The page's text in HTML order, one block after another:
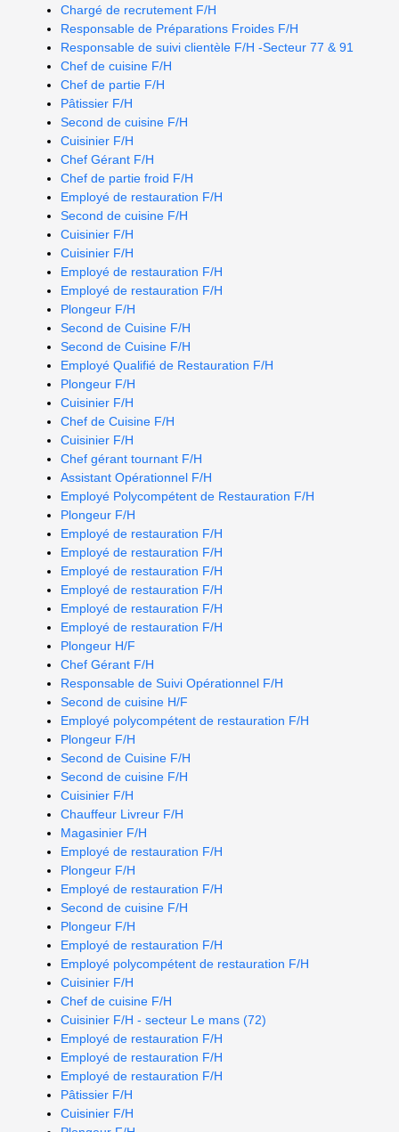
Chargé de recrutement F/H
Responsable de Préparations Froides F/H
Responsable de suivi clientèle F/H -Secteur 77 & 91
Chef de cuisine F/H
Chef de partie F/H
Pâtissier F/H
Second de cuisine F/H
Cuisinier F/H
Chef Gérant F/H
Chef de partie froid F/H
Employé de restauration F/H
Second de cuisine F/H
Cuisinier F/H
Cuisinier F/H
Employé de restauration F/H
Employé de restauration F/H
Plongeur F/H
Second de Cuisine F/H
Second de Cuisine F/H
Employé Qualifié de Restauration F/H
Plongeur F/H
Cuisinier F/H
Chef de Cuisine F/H
Cuisinier F/H
Chef gérant tournant F/H
Assistant Opérationnel F/H
Employé Polycompétent de Restauration F/H
Plongeur F/H
Employé de restauration F/H
Employé de restauration F/H
Employé de restauration F/H
Employé de restauration F/H
Employé de restauration F/H
Employé de restauration F/H
Plongeur H/F
Chef Gérant F/H
Responsable de Suivi Opérationnel F/H
Second de cuisine H/F
Employé polycompétent de restauration F/H
Plongeur F/H
Second de Cuisine F/H
Second de cuisine F/H
Cuisinier F/H
Chauffeur Livreur F/H
Magasinier F/H
Employé de restauration F/H
Plongeur F/H
Employé de restauration F/H
Second de cuisine F/H
Plongeur F/H
Employé de restauration F/H
Employé polycompétent de restauration F/H
Cuisinier F/H
Chef de cuisine F/H
Cuisinier F/H - secteur Le mans (72)
Employé de restauration F/H
Employé de restauration F/H
Employé de restauration F/H
Pâtissier F/H
Cuisinier F/H